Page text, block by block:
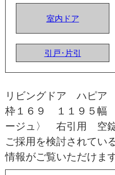
室内ドア
引戸･片引
リビングドア ハピ
枠１６９ １１９５
ージュ〉 右引用 空
ご採用を検討されてい
情報がご覧いただけま